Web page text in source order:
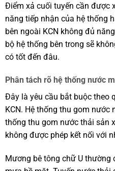
Điểm xả cuối tuyến cần được
năng tiếp nhận của hệ thống
bên ngoài KCN không đủ
bộ hệ thống bên trong sẽ
có tốt đến đâu.
Phân tách rõ hệ thống nước
Đây là yêu cầu bắt buộc theo
KCN. Hệ thống thu gom nước
thống thu gom nước thải sản
không được phép kết nối với
Mương bê tông chữ U